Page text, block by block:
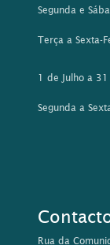
Segunda e
Terça a Sexta-
1 de Julho a
Segunda a
Rua da